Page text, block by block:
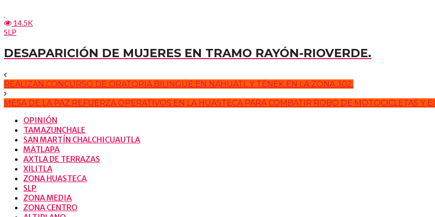
14.5K
SLP
DESAPARICIÓN DE MUJERES EN TRAMO RAYÓN-RIOVERDE.
REALIZAN CONCURSO DE ORATORIA BILINGÜE EN NÁHUATL Y TÉNEK EN LA ZONA 302.
MESA DE LA PAZ REFUERZA OPERATIVOS EN LA HUASTECA PARA COMBATIR ROBO DE MOTOCICLETAS Y
OPINIÓN
TAMAZUNCHALE
SAN MARTÍN CHALCHICUAUTLA
MATLAPA
AXTLA DE TERRAZAS
XILITLA
ZONA HUASTECA
SLP
ZONA MEDIA
ZONA CENTRO